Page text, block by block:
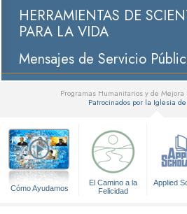
HERRAMIENTAS DE
PARA LA VIDA
Mensajes de Servicio
Programas Humanitarios y de
Patrocinados por la Iglesia
Cómo Ayudamos
El Camino a la
Felicidad
Applied